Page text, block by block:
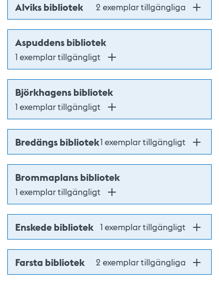
Alviks bibliotek 2 exemplar tillgängliga
Aspuddens bibliotek
1 exemplar tillgängligt
Björkhagens bibliotek
1 exemplar tillgängligt
Bredängs bibliotek1 exemplar tillgängligt
Brommaplans bibliotek
1 exemplar tillgängligt
Enskede bibliotek 1 exemplar tillgängligt
Farsta bibliotek 2 exemplar tillgängliga